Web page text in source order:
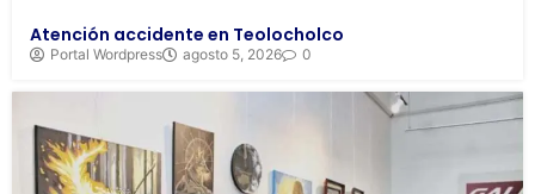
Atención accidente en Teolocholco
Portal Wordpress agosto 5, 2026 0